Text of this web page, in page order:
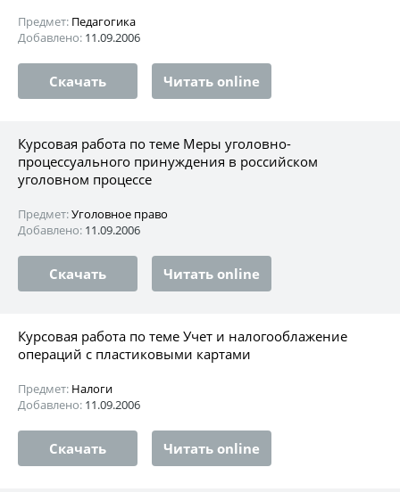
Предмет: Педагогика
Добавлено: 11.09.2006
Скачать Читать online
Курсовая работа по теме Меры уголовно-
процессуального принуждения в российском
уголовном процессе
Предмет:Уголовное право
Добавлено: 11.09.2006
Скачать Читать online
Курсовая работа по теме Учет и налогооблажение
операций с пластиковыми картами
Предмет: Налоги
Добавлено: 11.09.2006
Скачать Читать online